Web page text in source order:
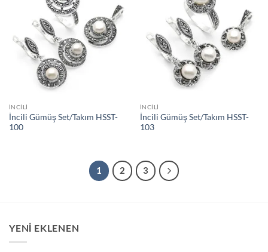
İstek
Listeme
Ekle
İNCILI
İncili Gümüş Set/Takım HSST-
100
İstek
Listeme
Ekle
İNCILI
İncili Gümüş Set/Takım HSST-
103
1 2 3
YENİ EKLENEN